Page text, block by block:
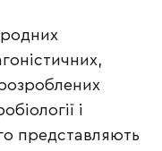
і
представляють